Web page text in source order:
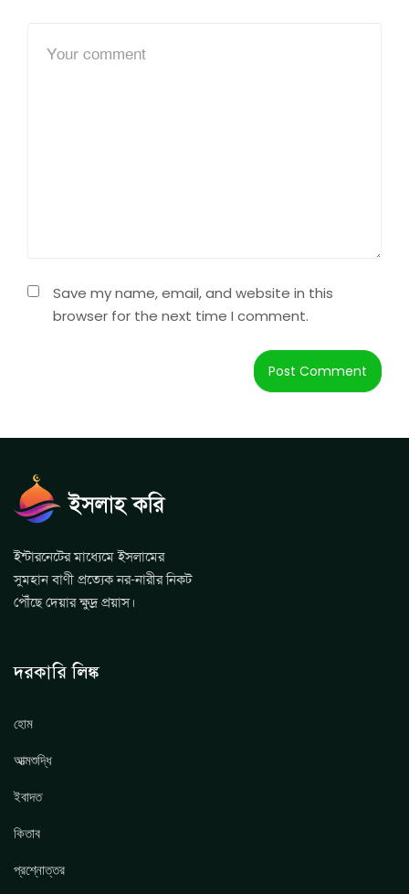
Save my name, email, and website in this
browser for the next time I comment.
ইন্টারনেটের মাধ্যেমে ইসলামের
সুমহান বাণী প্রত্যেক নর-নারীর নিকট
পৌঁছে দেয়ার ক্ষুদ্র প্রয়াস।
দরকারি লিঙ্ক
হোম
আত্মশুদ্ধি
ইবাদত
কিতাব
প্রশ্নোত্তর